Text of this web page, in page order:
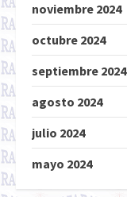
noviembre 2024
octubre 2024
septiembre 2024
agosto 2024
julio 2024
mayo 2024